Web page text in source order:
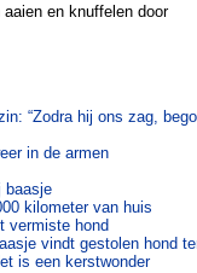
en knuffelen door
“Zodra hij ons zag,
in de armen
baasje
kilometer van huis
vermiste hond
vindt gestolen hond
is een kerstwonder